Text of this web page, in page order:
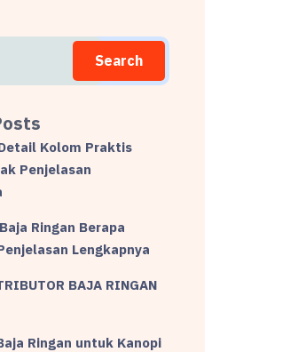
Search
Kolom Praktis
Penjelasan
Ringan Berapa
Lengkapnya
BAJA RINGAN
Ringan untuk Kanopi